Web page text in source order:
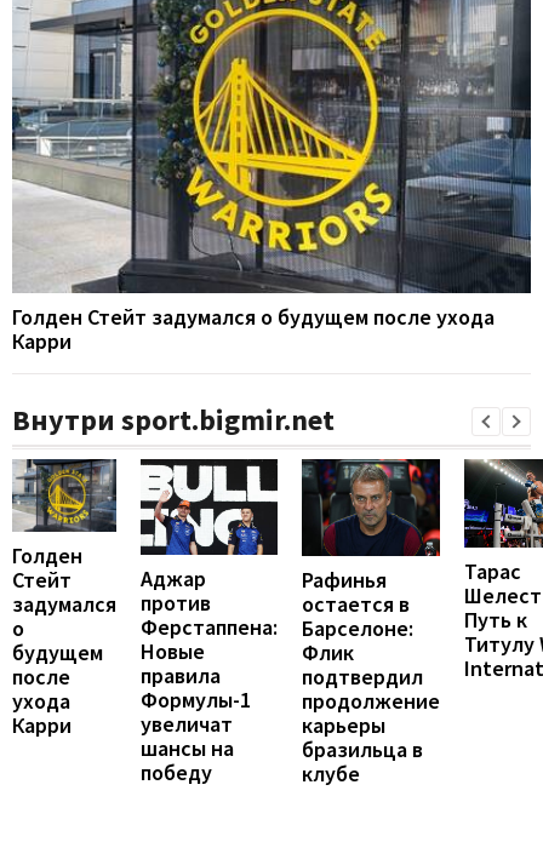
Голден Стейт задумался о будущем после ухода
Карри
Внутри sport.bigmir.net
Голден
Стейт
задумался
о
будущем
после
ухода
Карри
Аджар
против
Ферстаппена:
Новые
правила
Формулы-1
увеличат
шансы на
победу
Рафинья
остается в
Барселоне:
Флик
подтвердил
продолжение
карьеры
бразильца в
клубе
Тарас
Путь к
Титулу